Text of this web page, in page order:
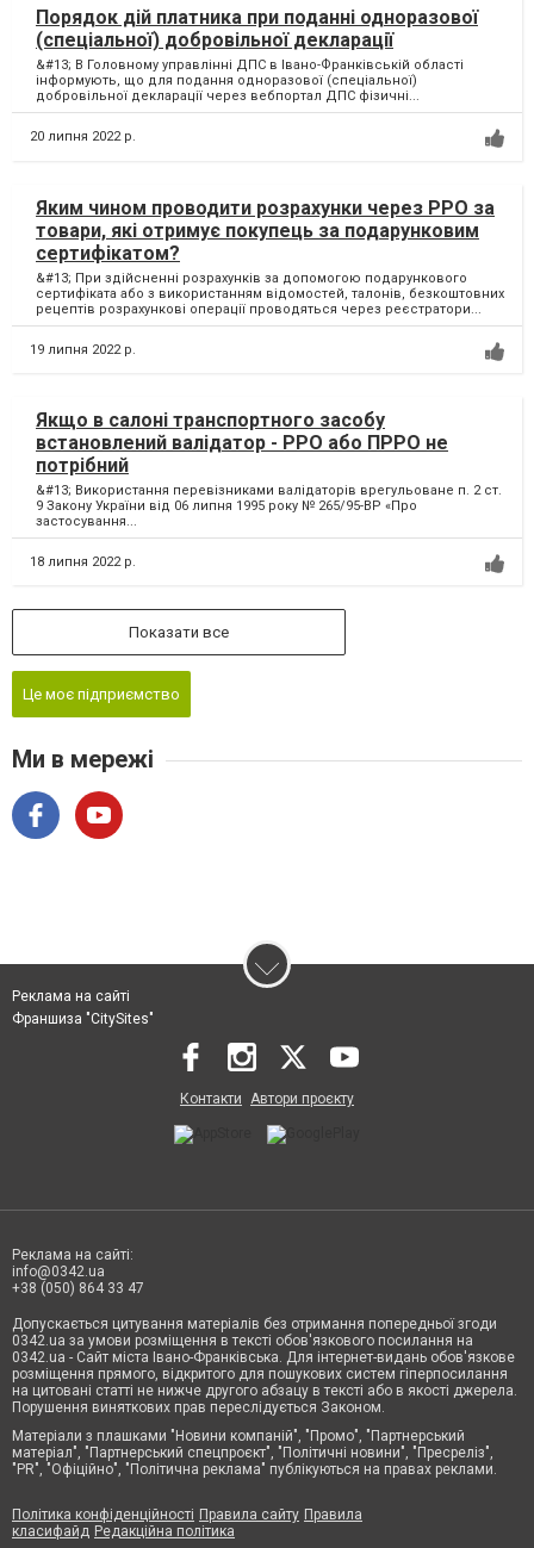
Порядок дій платника при поданні одноразової
(спеціальної) добровільної декларації
&#13; В Головному управлінні ДПС в Івано-Франківській області
інформують, що для подання одноразової (спеціальної)
добровільної декларації через вебпортал ДПС фізичні...
20 липня 2022 р.
Яким чином проводити розрахунки через РРО за
товари, які отримує покупець за подарунковим
сертифікатом?
&#13; При здійсненні розрахунків за допомогою подарункового
сертифіката або з використанням відомостей, талонів, безкоштовних
рецептів розрахункові операції проводяться через реєстратори...
19 липня 2022 р.
Якщо в салоні транспортного засобу
встановлений валідатор - РРО або ПРРО не
потрібний
&#13; Використання перевізниками валідаторів врегульоване п. 2 ст.
9 Закону України від 06 липня 1995 року № 265/95-ВР «Про
застосування...
18 липня 2022 р.
Показати все
Це моє підприємство
Ми в мережі
Реклама на сайті
Франшиза "CitySites"
Контакти Автори проєкту
Реклама на сайті:
info@0342.ua
+38 (050) 864 33 47
Допускається цитування матеріалів без отримання попередньої згоди
0342.ua за умови розміщення в тексті обов'язкового посилання на
0342.ua - Сайт міста Івано-Франківська. Для інтернет-видань обов'язкове
розміщення прямого, відкритого для пошукових систем гіперпосилання
на цитовані статті не нижче другого абзацу в тексті або в якості джерела.
Порушення виняткових прав переслідується Законом.
Матеріали з плашками "Новини компаній", "Промо", "Партнерський
матеріал", "Партнерський спецпроєкт", "Політичні новини", "Пресреліз",
"PR", "Офіційно", "Політична реклама" публікуються на правах реклами.
Політика конфіденційності Правила сайту Правила
класифайд Редакційна політика